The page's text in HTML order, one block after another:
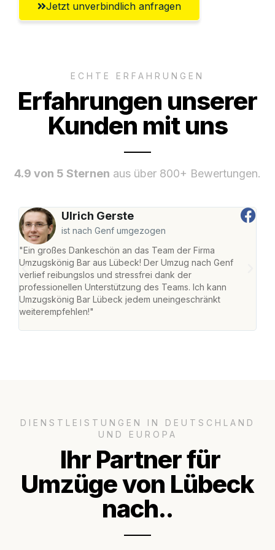
Jetzt unverbindlich anfragen
ECHTE ERFAHRUNGEN
Erfahrungen unserer
Kunden mit uns
4.9 von 5 Sternen aus über 800+ Bewertungen.
Ulrich Gerste
ist nach Genf umgezogen
"Ein großes Dankeschön an das Team der Firma
Umzugskönig Bar aus Lübeck! Der Umzug nach Genf
verlief reibungslos und stressfrei dank der
professionellen Unterstützung des Teams. Ich kann
Umzugskönig Bar Lübeck jedem uneingeschränkt
weiterempfehlen!"
DIENSTLEISTUNGEN IN DEUTSCHLAND
UND EUROPA
Ihr Partner für
Umzüge von Lübeck
nach..